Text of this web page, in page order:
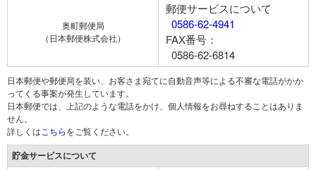
奥町郵便局
（日本郵便株式会社）
郵便サービスについて
0586-62-4941
FAX番号：
0586-62-6814
日本郵便や郵便局を装い、お客さま宛てに自動音声等による不審な電話がかか
ってくる事案が発生しています。
日本郵便では、上記のような電話をかけ、個人情報をお尋ねすることはありま
せん。
詳しくは こちらをご覧ください。
貯金サービスについて